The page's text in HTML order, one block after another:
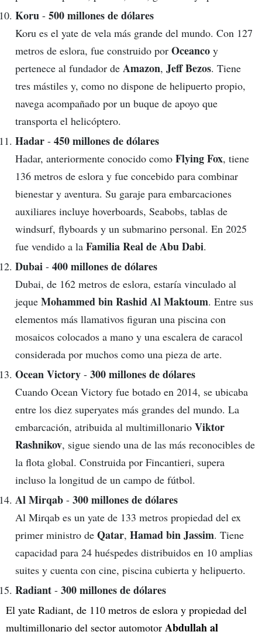
Koru - 500 millones de dólares
Koru es el yate de vela más grande del mundo. Con 127
metros de eslora, fue construido por Oceanco y
pertenece al fundador de Amazon, Jeff Bezos. Tiene
tres mástiles y, como no dispone de helipuerto propio,
navega acompañado por un buque de apoyo que
transporta el helicóptero.
Hadar - 450 millones de dólares
Hadar, anteriormente conocido como Flying Fox, tiene
136 metros de eslora y fue concebido para combinar
bienestar y aventura. Su garaje para embarcaciones
auxiliares incluye hoverboards, Seabobs, tablas de
windsurf, flyboards y un submarino personal. En 2025
fue vendido a la Familia Real de Abu Dabi.
Dubai - 400 millones de dólares
Dubai, de 162 metros de eslora, estaría vinculado al
jeque Mohammed bin Rashid Al Maktoum. Entre sus
elementos más llamativos figuran una piscina con
mosaicos colocados a mano y una escalera de caracol
considerada por muchos como una pieza de arte.
Ocean Victory - 300 millones de dólares
Cuando Ocean Victory fue botado en 2014, se ubicaba
entre los diez superyates más grandes del mundo. La
embarcación, atribuida al multimillonario Viktor
Rashnikov, sigue siendo una de las más reconocibles de
la flota global. Construida por Fincantieri, supera
incluso la longitud de un campo de fútbol.
Al Mirqab - 300 millones de dólares
Al Mirqab es un yate de 133 metros propiedad del ex
primer ministro de Qatar, Hamad bin Jassim. Tiene
capacidad para 24 huéspedes distribuidos en 10 amplias
suites y cuenta con cine, piscina cubierta y helipuerto.
Radiant - 300 millones de dólares
El yate Radiant, de 110 metros de eslora y propiedad del
multimillonario del sector automotor Abdullah al